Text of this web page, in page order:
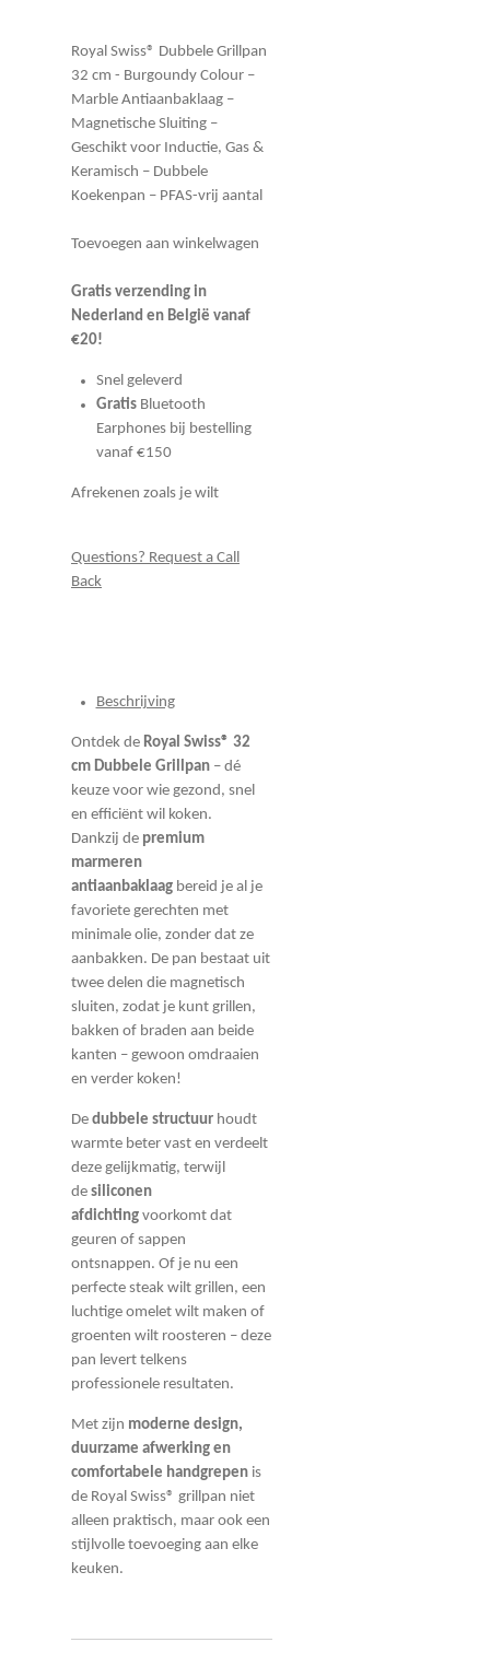
Royal Swiss® Dubbele Grillpan
32 cm - Burgoundy Colour –
Marble Antiaanbaklaag –
Magnetische Sluiting –
Geschikt voor Inductie, Gas &
Keramisch – Dubbele
Koekenpan – PFAS-vrij aantal
Toevoegen aan winkelwagen
Gratis verzending in
Nederland en België vanaf
€20!
Snel geleverd
Gratis Bluetooth
Earphones bij bestelling
vanaf €150
Afrekenen zoals je wilt
Questions? Request a Call
Back
Beschrijving
Ontdek de Royal Swiss® 32
cm Dubbele Grillpan – dé
keuze voor wie gezond, snel
en efficiënt wil koken.
Dankzij de premium
marmeren
antiaanbaklaag bereid je al je
favoriete gerechten met
minimale olie, zonder dat ze
aanbakken. De pan bestaat uit
twee delen die magnetisch
sluiten, zodat je kunt grillen,
bakken of braden aan beide
kanten – gewoon omdraaien
en verder koken!
De dubbele structuur houdt
warmte beter vast en verdeelt
deze gelijkmatig, terwijl
de siliconen
afdichting voorkomt dat
geuren of sappen
ontsnappen. Of je nu een
perfecte steak wilt grillen, een
luchtige omelet wilt maken of
groenten wilt roosteren – deze
pan levert telkens
professionele resultaten.
Met zijn moderne design,
duurzame afwerking en
comfortabele handgrepen is
de Royal Swiss® grillpan niet
alleen praktisch, maar ook een
stijlvolle toevoeging aan elke
keuken.